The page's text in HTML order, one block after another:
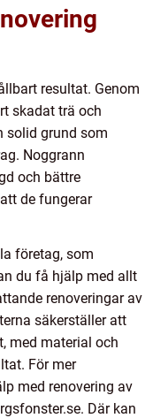
resultat. Genom
skadat trä och
solid grund som
Noggrann
och bättre
de fungerar
företag, som
du få hjälp med allt
renoveringar av
säkerställer att
med material och
För mer
med renovering av
Där kan